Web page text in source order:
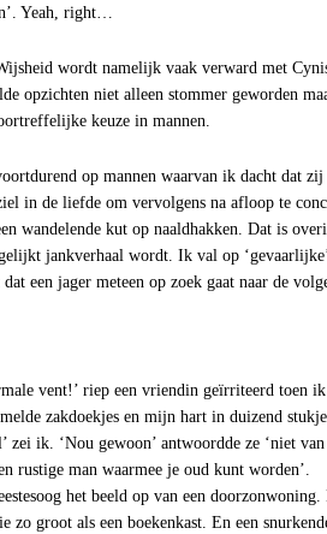
Yeah, right…
wordt namelijk vaak verward met
opzichten niet alleen stommer geworden
keuze in mannen.
op mannen waarvan ik dacht dat
in de liefde om vervolgens na afloop te
wandelende kut op naaldhakken. Dat is
jankverhaal wordt. Ik val op
een jager meteen op zoek gaat naar de
vent!’ riep een vriendin geïrriteerd toen
zakdoekjes en mijn hart in duizend
zei ik. ‘Nou gewoon’ antwoordde ze ‘niet
rustige man waarmee je oud kunt worden’.
het beeld op van een doorzonwoning.
zo groot als een boekenkast. En een